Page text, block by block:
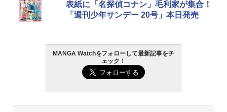
表紙に「名探偵コナン」毛利家が集合！
「週刊少年サンデー 20号」本日発売
MANGA Watchをフォローして最新記事をチ
ェック！